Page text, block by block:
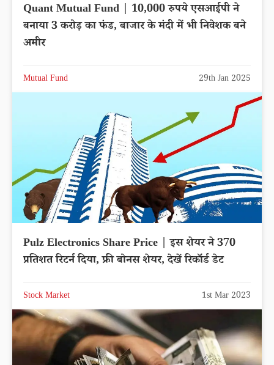
Quant Mutual Fund | 10,000 रुपये एसआईपी ने
बनाया 3 करोड़ का फंड, बाजार के मंदी में भी निवेशक बने
अमीर
Mutual Fund 29th Jan 2025
Pulz Electronics Share Price | इस शेयर ने 370
प्रतिशत रिटर्न दिया, फ्री बोनस शेयर, देखें रिकॉर्ड डेट
Stock Market 1st Mar 2023